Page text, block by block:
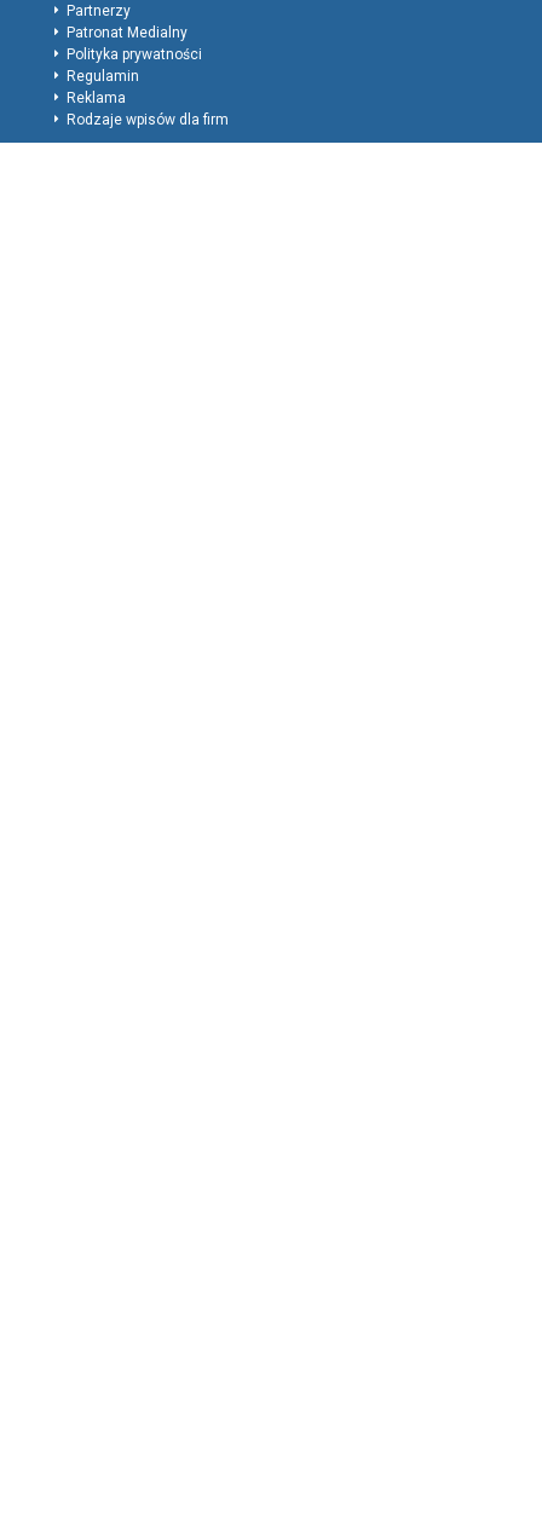
Partnerzy
Patronat Medialny
Polityka prywatności
Regulamin
Reklama
Rodzaje wpisów dla firm